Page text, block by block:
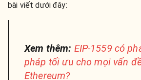
bài viết dưới đây:
Xem thêm: EIP-1559 có
pháp tối ưu cho mọi vấn
Ethereum?